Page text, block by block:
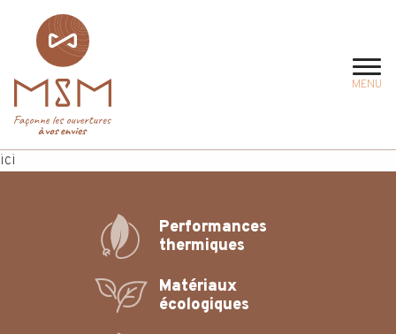
MENU
ici
Performances
thermiques
Matériaux
écologiques